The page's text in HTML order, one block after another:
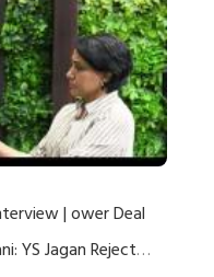
| ower Deal
YS Jagan Rejects